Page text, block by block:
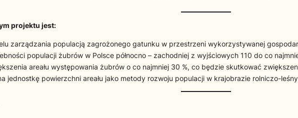
projektu jest:
zarządzania populacją zagrożonego gatunku w przestrzeni wykorzystywanej
populacji żubrów w Polsce północno – zachodniej z wyjściowych 110 do co
areału występowania żubrów o co najmniej 30 %, co będzie skutkować
jednostkę powierzchni areału jako metody rozwoju populacji w krajobrazie rolniczo-